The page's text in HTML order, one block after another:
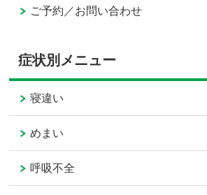
ご予約／お問い合わせ
症状別メニュー
寝違い
めまい
呼吸不全